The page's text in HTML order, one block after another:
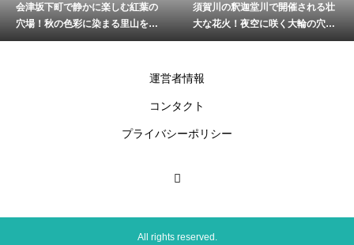
葉の
を歩
須賀川の釈迦堂川で開催される壮
大な花火！夜空に咲く大輪の穴場
鑑賞
高旗山への登山は初心者に
美しい森を抜けて目指す頂
景
運営者情報
コンタクト
プライバシーポリシー
All rights reserved.